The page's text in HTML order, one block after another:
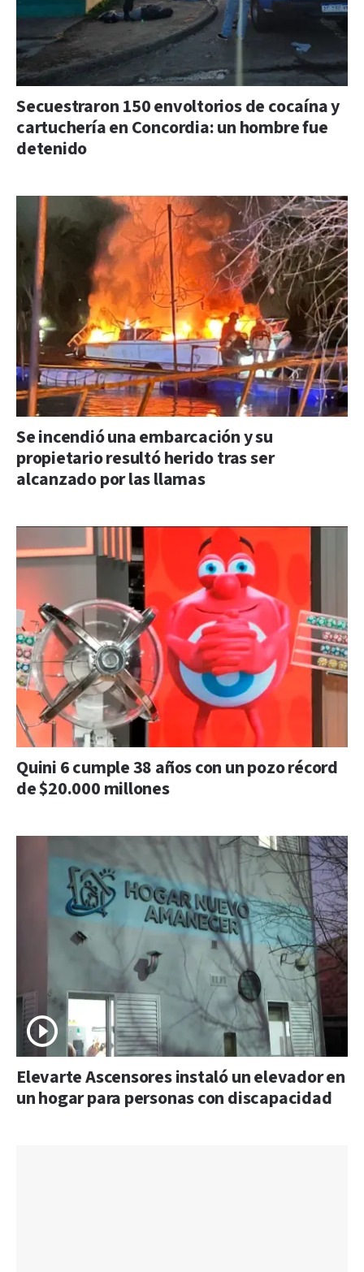
Secuestraron 150 envoltorios de cocaína y
cartuchería en Concordia: un hombre fue
detenido
Se incendió una embarcación y su
propietario resultó herido tras ser
alcanzado por las llamas
Quini 6 cumple 38 años con un pozo récord
de $20.000 millones
Elevarte Ascensores instaló un elevador en
un hogar para personas con discapacidad